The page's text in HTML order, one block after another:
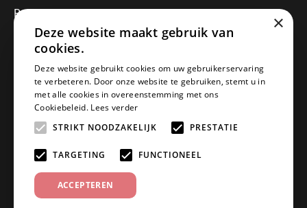
Registreren
Mijn bestellingen
Informatie
Over ons
Algemene voorwaarden
Disclaimer
Privacy Policy
Betaalmethoden
Retourneren
Klantenservice
Offerte aanvragen
×
Deze website maakt gebruik van
cookies.
Deze website gebruikt cookies om uw gebruikerservaring
te verbeteren. Door onze website te gebruiken, stemt u in
met alle cookies in overeenstemming met ons
Cookiebeleid. Lees verder
STRIKT NOODZAKELIJK
PRESTATIE
TARGETING FUNCTIONEEL
ACCEPTEREN